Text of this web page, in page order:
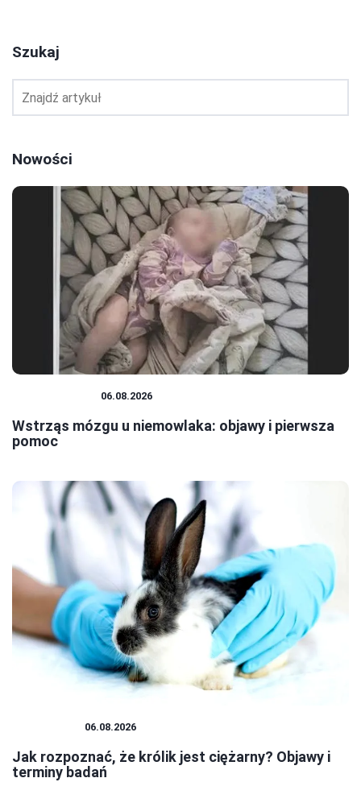
Szukaj
Nowości
06.08.2026
Wstrząs mózgu u niemowlaka: objawy i pierwsza
pomoc
06.08.2026
Jak rozpoznać, że królik jest ciężarny? Objawy i
terminy badań